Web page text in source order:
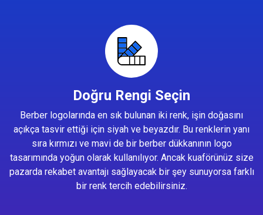
Doğru Rengi Seçin
Berber logolarında en sık bulunan iki renk, işin doğasını
açıkça tasvir ettiği için siyah ve beyazdır. Bu renklerin yanı
sıra kırmızı ve mavi de bir berber dükkanının logo
tasarımında yoğun olarak kullanılıyor. Ancak kuaförünüz size
pazarda rekabet avantajı sağlayacak bir şey sunuyorsa farklı
bir renk tercih edebilirsiniz.